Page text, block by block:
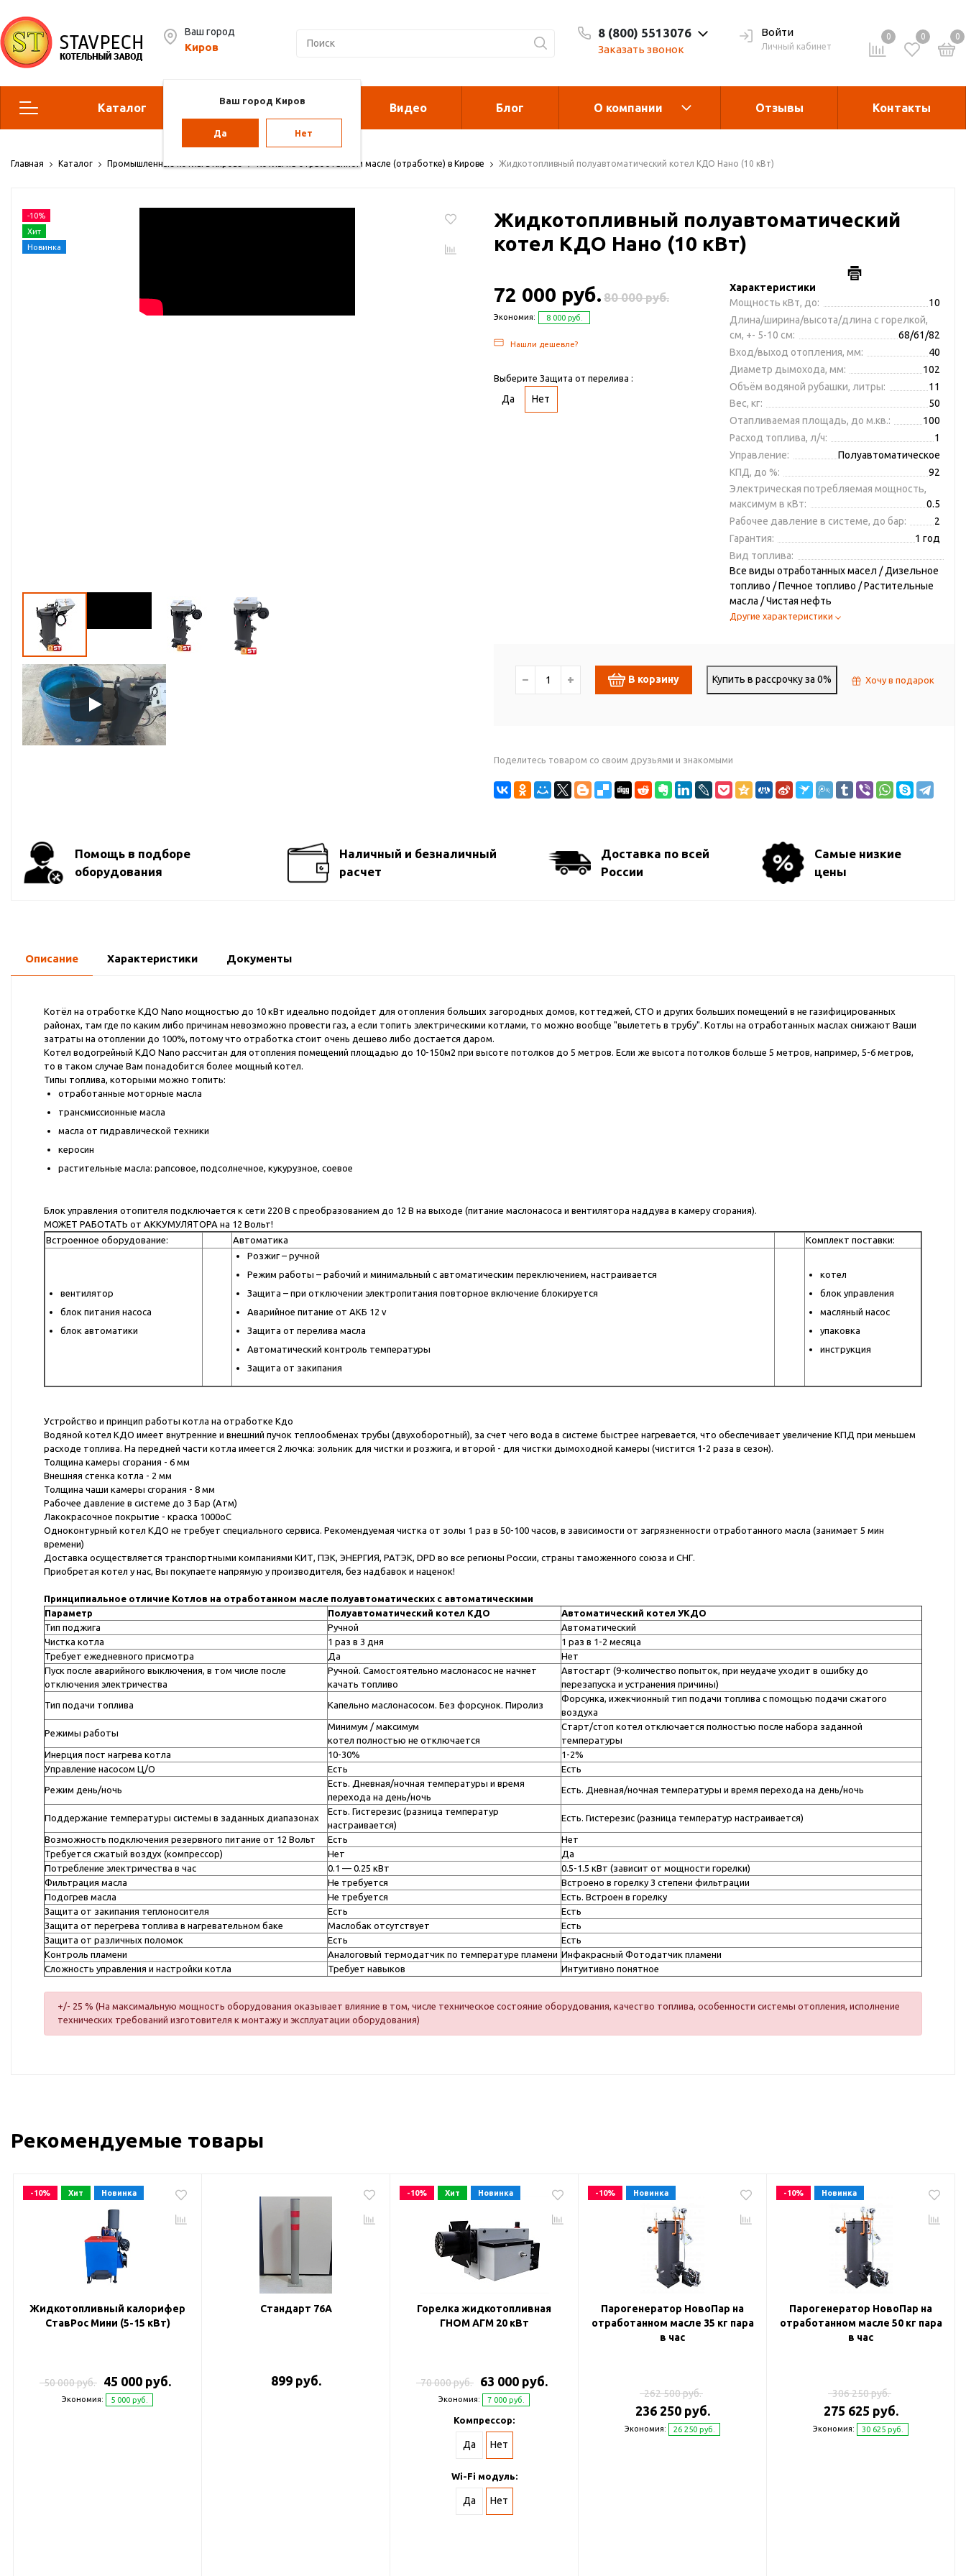
Ваш город
Киров
Ваш город Киров
Да Нет
8 (800) 5513076
Заказать звонок
Войти
Личный кабинет
0 0 0
Каталог
Отопительные котлы Горелки
отработанном масле
Парогенераторы
Воздухонагреватели
Печи для сжигания
мусора
комплектующие
Дробилка для виногрда
Сервис Видео Блог О компании Отзывы Контакты
Главная Каталог Промышленные котлы в Кирове Котлы на отработанном масле (отработке) в Кирове Жидкотопливный полуавтоматический котел КДО Нано (10 кВт)
-10%
Хит
Новинка
Жидкотопливный полуавтоматический
котел КДО Нано (10 кВт)
72 000 руб. 80 000 руб.
Экономия: 8 000 руб.
Нашли дешевле?
Выберите Защита от перелива :
Да Нет
Характеристики
Мощность кВт, до:
10
Длина/ширина/высота/длина с горелкой,
см, +- 5-10 см:
68/61/82
Вход/выход отопления, мм:
40
Диаметр дымохода, мм:
102
Объём водяной рубашки, литры:
11
Вес, кг:
50
Отапливаемая площадь, до м.кв.:
100
Расход топлива, л/ч:
1
Управление:
Полуавтоматическое
КПД, до %:
92
Электрическая потребляемая мощность,
максимум в кВт:
0.5
Рабочее давление в системе, до бар:
2
Гарантия:
1 год
Вид топлива:
Все виды отработанных масел / Дизельное
топливо / Печное топливо / Растительные
масла / Чистая нефть
Другие характеристики
− + В корзину Купить в рассрочку за 0% Хочу в подарок
Поделитесь товаром со своим друзьями и знакомыми
Помощь в подборе
оборудования
Наличный и безналичный
расчет
Доставка по всей
России
Самые низкие
цены
Описание Характеристики Документы
Котёл на отработке КДО Nano мощностью до 10 кВт идеально подойдет для отопления больших загородных домов, коттеджей, СТО и других больших помещений в не газифицированных
районах, там где по каким либо причинам невозможно провести газ, а если топить электрическими котлами, то можно вообще "вылететь в трубу". Котлы на отработанных маслах снижают Ваши
затраты на отоплении до 100%, потому что отработка стоит очень дешево либо достается даром.
Котел водогрейный КДО Nano рассчитан для отопления помещений площадью до 10-150м2 при высоте потолков до 5 метров. Если же высота потолков больше 5 метров, например, 5-6 метров,
то в таком случае Вам понадобится более мощный котел.
Типы топлива, которыми можно топить:
отработанные моторные масла
трансмиссионные масла
масла от гидравлической техники
керосин
растительные масла: рапсовое, подсолнечное, кукурузное, соевое
Блок управления отопителя подключается к сети 220 В с преобразованием до 12 В на выходе (питание маслонасоса и вентилятора наддува в камеру сгорания).
МОЖЕТ РАБОТАТЬ от АККУМУЛЯТОРА на 12 Вольт!
Встроенное оборудование:
Автоматика Комплект поставки:
вентилятор
блок питания насоса
блок автоматики
Розжиг – ручной
Режим работы – рабочий и минимальный с автоматическим переключением, настраивается
Защита – при отключении электропитания повторное включение блокируется
Аварийное питание от АКБ 12 v
Защита от перелива масла
Автоматический контроль температуры
Защита от закипания
котел
блок управления
масляный насос
упаковка
инструкция
Устройство и принцип работы котла на отработке Кдо
Водяной котел КДО имеет внутренние и внешний пучок теплообменах трубы (двухоборотный), за счет чего вода в системе быстрее нагревается, что обеспечивает увеличение КПД при меньшем
расходе топлива. На передней части котла имеется 2 лючка: зольник для чистки и розжига, и второй - для чистки дымоходной камеры (чистится 1-2 раза в сезон).
Толщина камеры сгорания - 6 мм
Внешняя стенка котла - 2 мм
Толщина чаши камеры сгорания - 8 мм
Рабочее давление в системе до 3 Бар (Атм)
Лакокрасочное покрытие - краска 1000oC
Одноконтурный котел КДО не требует специального сервиса. Рекомендуемая чистка от золы 1 раз в 50-100 часов, в зависимости от загрязненности отработанного масла (занимает 5 мин
времени)
Доставка осуществляется транспортными компаниями КИТ, ПЭК, ЭНЕРГИЯ, РАТЭК, DPD во все регионы России, страны таможенного союза и СНГ.
Приобретая котел у нас, Вы покупаете напрямую у производителя, без надбавок и наценок!
Принципиальное отличие Котлов на отработанном масле полуавтоматических с автоматическими
Параметр
Полуавтоматический котел КДО
Автоматический котел УКДО
Тип поджига
Ручной
Автоматический
Чистка котла
1 раз в 3 дня
1 раз в 1-2 месяца
Требует ежедневного присмотра
Да
Нет
Пуск после аварийного выключения, в том числе после
отключения электричества
Ручной. Самостоятельно маслонасос не начнет
качать топливо
Автостарт (9-количество попыток, при неудаче уходит в ошибку до
перезапуска и устранения причины)
Тип подачи топлива Капельно маслонасосом. Без форсунок. Пиролиз
Форсунка, ижекчионный тип подачи топлива с помощью подачи сжатого
воздуха
Режимы работы
Минимум / максимум
котел полностью не отключается
Старт/стоп котел отключается полностью после набора заданной
температуры
Инерция пост нагрева котла
10-30%
1-2%
Управление насосом Ц/О
Есть Есть
Режим день/ночь
Есть. Дневная/ночная температуры и время
перехода на день/ночь
Есть. Дневная/ночная температуры и время перехода на день/ночь
Поддержание температуры системы в заданных диапазонах
Есть. Гистерезис (разница температур
настраивается)
Есть. Гистерезис (разница температур настраивается)
Возможность подключения резервного питание от 12 Вольт Есть
Нет
Требуется сжатый воздух (компрессор)
Нет
Да
Потребление электричества в час
0.1 — 0.25 кВт
0.5-1.5 кВт (зависит от мощности горелки)
Фильтрация масла
Не требуется
Встроено в горелку 3 степени фильтрации
Подогрев масла
Не требуется
Есть. Встроен в горелку
Защита от закипания теплоносителя
Есть
Есть
Защита от перегрева топлива в нагревательном баке
Маслобак отсутствует
Есть
Защита от различных поломок
Есть
Есть
Контроль пламени
Аналоговый термодатчик по температуре пламени Инфакрасный Фотодатчик пламени
Сложность управления и настройки котла
Требует навыков Интуитивно понятное
+/- 25 % (На максимальную мощность оборудования оказывает влияние в том, числе техническое состояние оборудования, качество топлива, особенности системы отопления, исполнение
технических требований изготовителя к монтажу и эксплуатации оборудования)
Рекомендуемые товары
-10% Хит Новинка
Жидкотопливный калорифер
СтавРос Мини (5-15 кВт)
50 000 руб. 45 000 руб.
Экономия: 5 000 руб.
Стандарт 76А
899 руб.
-10% Хит Новинка
Горелка жидкотопливная
ГНОМ АГМ 20 кВт
70 000 руб. 63 000 руб.
Экономия: 7 000 руб.
Компрессор:
Да Нет
Wi-Fi модуль:
Да Нет
-10% Новинка
Парогенератор НовоПар на
отработанном масле 35 кг пара
в час
262 500 руб.
236 250 руб.
Экономия: 26 250 руб.
-10% Новинка
Парогенератор НовоПар на
отработанном масле 50 кг пара
в час
306 250 руб.
275 625 руб.
Экономия: 30 625 руб.